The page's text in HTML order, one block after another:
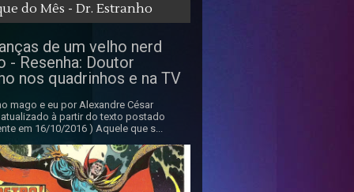
do Mês - Dr. Estranho
de um velho nerd
- Resenha: Doutor
nos quadrinhos e na TV
mago e eu por Alexandre César
à partir do texto postado
em 16/10/2016 ) Aquele que s...